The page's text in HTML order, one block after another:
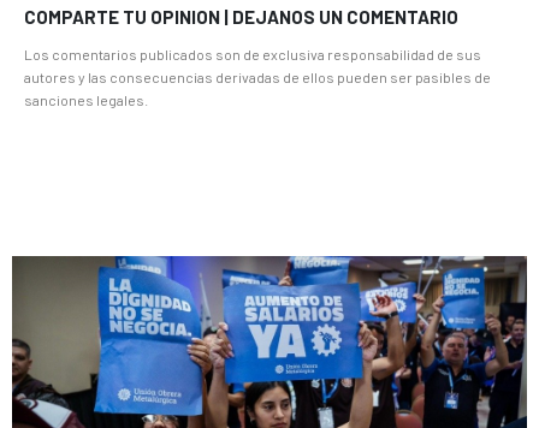
COMPARTE TU OPINION | DEJANOS UN COMENTARIO
Los comentarios publicados son de exclusiva responsabilidad de sus
autores y las consecuencias derivadas de ellos pueden ser pasibles de
sanciones legales.